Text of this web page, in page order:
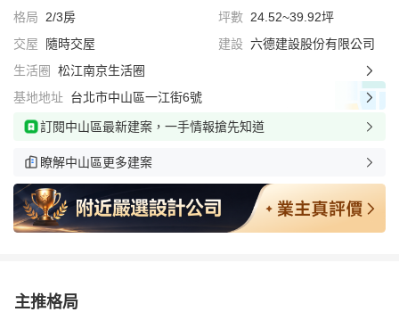
格局 2/3房 坪數 24.52~39.92坪
交屋
隨時交屋 建設 六德建設股份有限公司
生活圈
松江南京生活圈
基地地址 台北市中山區一江街6號
訂閱中山區最新建案，一手情報搶先知道
瞭解中山區更多建案
主推格局